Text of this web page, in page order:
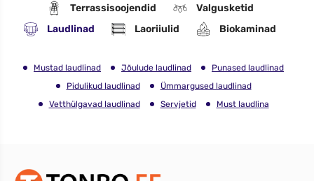
Terrassisoojendid
Valgusketid
Laudlinad
Laoriiulid Biokaminad
Mustad laudlinad Jõulude laudlinad
Punased laudlinad
Pidulikud laudlinad
Ümmargused laudlinad
Vetthülgavad laudlinad
Servjetid Must laudlina